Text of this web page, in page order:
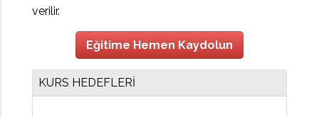
verilir.
Eğitime Hemen Kaydolun
KURS HEDEFLERİ